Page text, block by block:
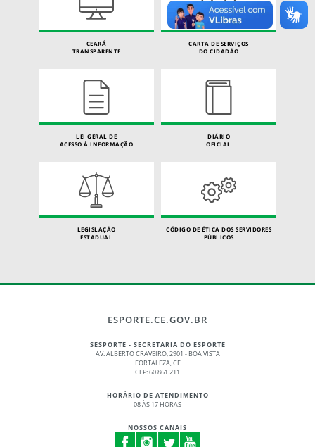
CEARÁ
TRANSPARENTE
CARTA DE SERVIÇOS
DO CIDADÃO
LEI GERAL DE
ACESSO À INFORMAÇÃO
DIÁRIO
OFICIAL
LEGISLAÇÃO
ESTADUAL
CÓDIGO DE ÉTICA DOS SERVIDORES
PÚBLICOS
ESPORTE.CE.GOV.BR
SESPORTE - SECRETARIA DO ESPORTE
AV. ALBERTO CRAVEIRO, 2901 - BOA VISTA
FORTALEZA, CE
CEP: 60.861.211
HORÁRIO DE ATENDIMENTO
08 ÀS 17 HORAS
NOSSOS CANAIS